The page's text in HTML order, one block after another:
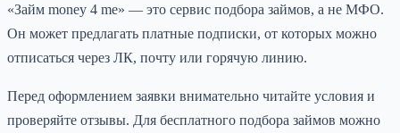
«Займ money 4 me» — это сервис подбора займов, а не МФО.
Он может предлагать платные подписки, от которых можно
отписаться через ЛК, почту или горячую линию.
Перед оформлением заявки внимательно читайте условия и
проверяйте отзывы. Для бесплатного подбора займов можно